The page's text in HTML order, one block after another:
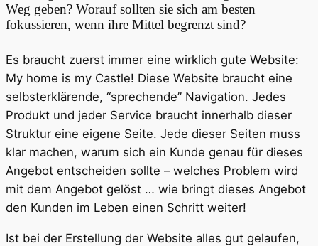
Weg geben? Worauf sollten sie sich am besten
fokussieren, wenn ihre Mittel begrenzt sind?
Es braucht zuerst immer eine wirklich gute Website:
My home is my Castle! Diese Website braucht eine
selbsterklärende, “sprechende” Navigation. Jedes
Produkt und jeder Service braucht innerhalb dieser
Struktur eine eigene Seite. Jede dieser Seiten muss
klar machen, warum sich ein Kunde genau für dieses
Angebot entscheiden sollte – welches Problem wird
mit dem Angebot gelöst … wie bringt dieses Angebot
den Kunden im Leben einen Schritt weiter!
Ist bei der Erstellung der Website alles gut gelaufen,